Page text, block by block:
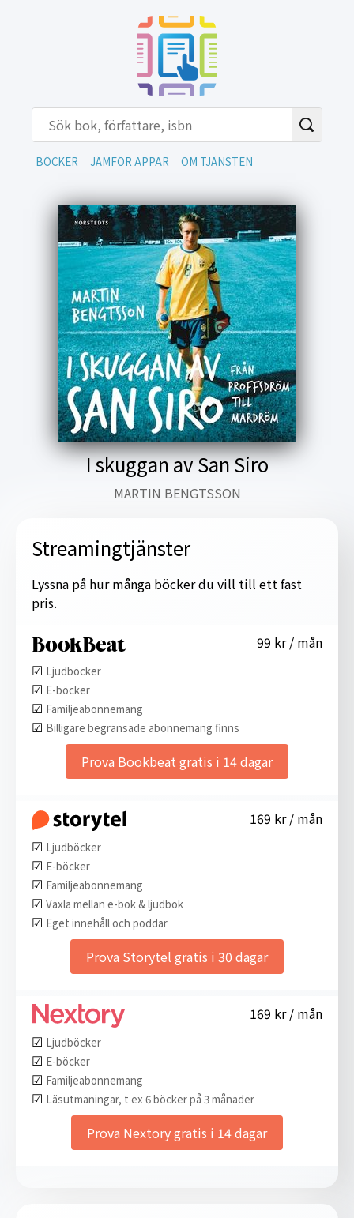
BÖCKER JÄMFÖR APPAR OM TJÄNSTEN
I skuggan av San Siro
MARTIN BENGTSSON
Streamingtjänster
Lyssna på hur många böcker du vill till ett fast
pris.
99 kr / mån
☑︎ Ljudböcker
☑︎ E-böcker
☑︎ Familjeabonnemang
☑︎ Billigare begränsade abonnemang finns
Prova Bookbeat gratis i 14 dagar
169 kr / mån
☑︎ Ljudböcker
☑︎ E-böcker
☑︎ Familjeabonnemang
☑︎ Växla mellan e-bok & ljudbok
☑︎ Eget innehåll och poddar
Prova Storytel gratis i 30 dagar
169 kr / mån
☑︎ Ljudböcker
☑︎ E-böcker
☑︎ Familjeabonnemang
☑︎ Läsutmaningar, t ex 6 böcker på 3 månader
Prova Nextory gratis i 14 dagar